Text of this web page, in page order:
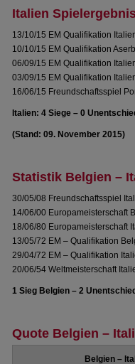
Italien
13/10/15 EM Qualifikation
10/10/15 EM Qualifikation
06/09/15 EM Qualifikation
03/09/15 EM Qualifikation
16/06/15 Freundschaftsspiel
Italien: 4 Siege – 0
(Stand: 09. November 2015)
Statistik Belgien –
30/05/08 Freundschaftsspiel
14/06/00 Europameisterschaft
18/06/80 Europameisterschaft
13/05/72 EM – Qualifikation
29/04/72 EM – Qualifikation
20/06/54 Weltmeisterschaft
1 Sieg Belgien – 2
Quote Belgien –
Belgien –